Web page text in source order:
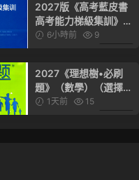
2027版《高考藍皮書
高考能力梯級集訓》高
考數學
6小時前
9
2027《理想樹•必刷
題》（數學）（選擇性
必修第一冊）（蘇教
1天前
15